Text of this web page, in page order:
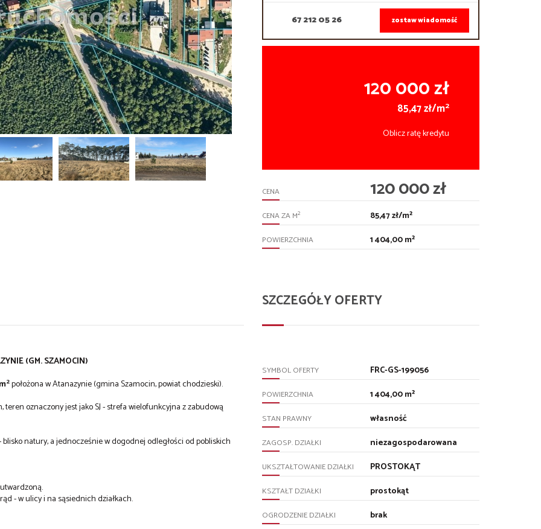
67 212 05 26 zostaw wiadomość
120 000 zł
85,47 zł/m2
Oblicz ratę kredytu
CENA 120 000 zł
CENA ZA M2 85,47 zł/m²
POWIERZCHNIA 1 404,00 m²
(GM. SZAMOCIN)
2położona w Atanazynie (gmina Szamocin, powiat chodzieski).
oznaczony jest jako SJ - strefa wielofunkcyjna z zabudową
natury, a jednocześnie w dogodnej odległości od pobliskich
- w ulicy i na sąsiednich działkach.
SZCZEGÓŁY OFERTY
SYMBOL OFERTY FRC-GS-199056
POWIERZCHNIA 1 404,00 m²
STAN PRAWNY własność
ZAGOSP. DZIAŁKI niezagospodarowana
UKSZTAŁTOWANIE DZIAŁKI PROSTOKĄT
KSZTAŁT DZIAŁKI prostokąt
OGRODZENIE DZIAŁKI brak